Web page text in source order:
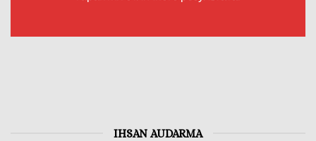
IHSAN AUDARMA